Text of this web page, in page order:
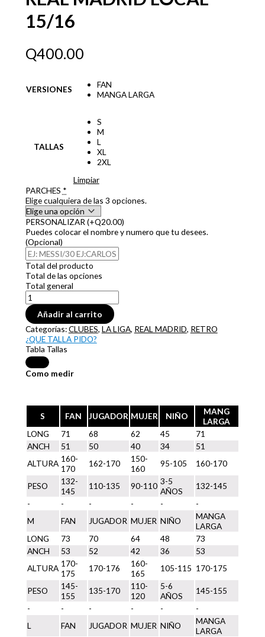
15/16
Q400.00
VERSIONES
FAN
MANGA LARGA
TALLAS
S
M
L
XL
2XL
Limpiar
PARCHES *
Elige cualquiera de las 3 opciones.
PERSONALIZAR (+Q20.00)
Puedes colocar el nombre y numero que tu desees.
(Opcional)
Total del producto
Total de las opciones
Total general
Añadir al carrito
Categorías:CLUBES, LA LIGA, REAL MADRID, RETRO
¿QUE TALLA PIDO?
Tabla Tallas
Como medir
S FAN JUGADOR MUJER NIÑO
MANG
LARGA
LONG
71 68 62 45
71
ANCH
51 50 40 34
51
ALTURA 160-
170
162-170
150-
160
95-105 160-170
PESO
132-
145
110-135 90-110 3-5
AÑOS
132-145
-
- - - -
-
M
FAN JUGADOR MUJER NIÑO
MANGA
LARGA
LONG
73 70 64 48
73
ANCH
53 52 42 36
53
ALTURA 170-
175
170-176
160-
165
105-115 170-175
PESO
145-
155
135-170
110-
120
5-6
AÑOS
145-155
-
- - - -
-
L
FAN JUGADOR MUJER NIÑO
MANGA
LARGA